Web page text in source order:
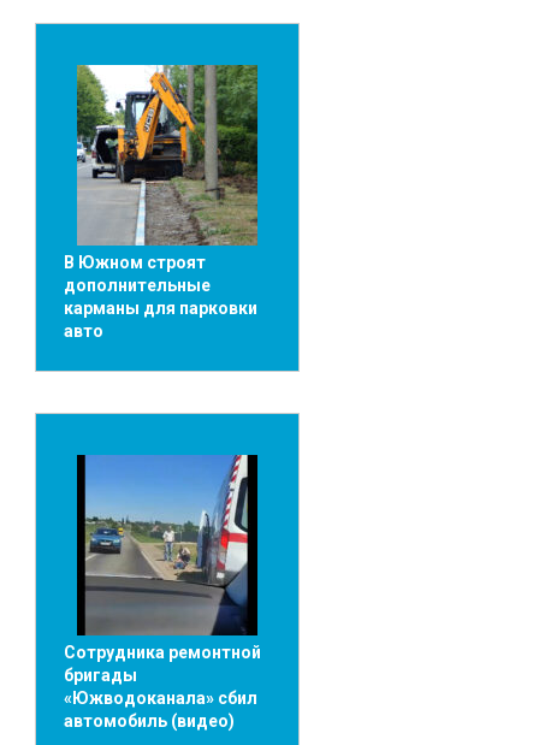
В Южном строят
дополнительные
карманы для парковки
авто
Сотрудника ремонтной
бригады
«Южводоканала» сбил
автомобиль (видео)